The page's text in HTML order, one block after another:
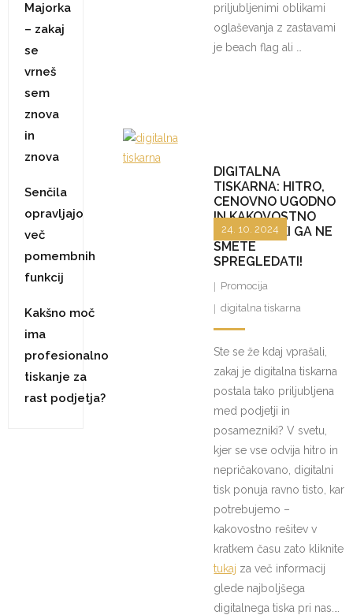
priljubljenimi oblikami
oglaševanja z zastavami
je beach flag ali …
DIGITALNA
TISKARNA: HITRO,
CENOVNO UGODNO
IN KAKOVOSTNO
TISKANJE, KI GA NE
SMETE
SPREGLEDATI!
24. 10. 2024
Promocija
digitalna tiskarna
Ste se že kdaj vprašali,
zakaj je digitalna tiskarna
postala tako priljubljena
med podjetji in
posamezniki? V svetu,
kjer se vse odvija hitro in
nepričakovano, digitalni
tisk ponuja ravno tisto, kar
potrebujemo –
kakovostno rešitev v
kratkem času zato kliknite
tukaj za več informacij
glede najboljšega
digitalnega tiska pri nas.…
Majorka
– zakaj
se
vrneš
sem
znova
in
znova
Senčila
opravljajo
več
pomembnih
funkcij
Kakšno moč
ima
profesionalno
tiskanje za
rast podjetja?